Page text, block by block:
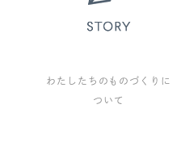
わたしたちのものづくりに
ついて